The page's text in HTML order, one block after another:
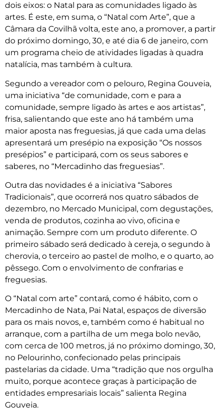
dois eixos: o Natal para as comunidades ligado às
artes. É este, em suma, o “Natal com Arte”, que a
Câmara da Covilhã volta, este ano, a promover, a partir
do próximo domingo, 30, e até dia 6 de janeiro, com
um programa cheio de atividades ligadas à quadra
natalícia, mas também à cultura.
Segundo a vereador com o pelouro, Regina Gouveia,
uma iniciativa “de comunidade, com e para a
comunidade, sempre ligado às artes e aos artistas”,
frisa, salientando que este ano há também uma
maior aposta nas freguesias, já que cada uma delas
apresentará um presépio na exposição “Os nossos
presépios” e participará, com os seus sabores e
saberes, no “Mercadinho das freguesias”.
Outra das novidades é a iniciativa “Sabores
Tradicionais”, que ocorrerá nos quatro sábados de
dezembro, no Mercado Municipal, com degustações,
venda de produtos, cozinha ao vivo, oficina e
animação. Sempre com um produto diferente. O
primeiro sábado será dedicado à cereja, o segundo à
cherovia, o terceiro ao pastel de molho, e o quarto, ao
pêssego. Com o envolvimento de confrarias e
freguesias.
O “Natal com arte” contará, como é hábito, com o
Mercadinho de Nata, Pai Natal, espaços de diversão
para os mais novos, e, também como é habitual no
arranque, com a partilha de um mega bolo nevão,
com cerca de 100 metros, já no próximo domingo, 30,
no Pelourinho, confecionado pelas principais
pastelarias da cidade. Uma “tradição que nos orgulha
muito, porque acontece graças à participação de
entidades empresariais locais” salienta Regina
Gouveia.